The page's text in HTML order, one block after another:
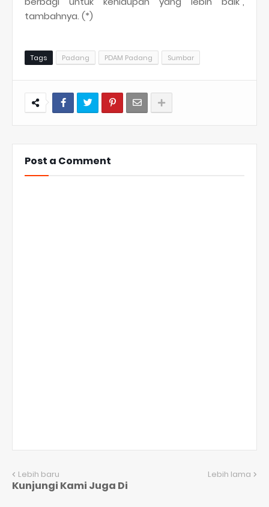
tambahnya. (*)
Tags Padang PDAM Padang Sumbar
Post a Comment
Lebih baru Lebih lama
Kunjungi Kami Juga Di